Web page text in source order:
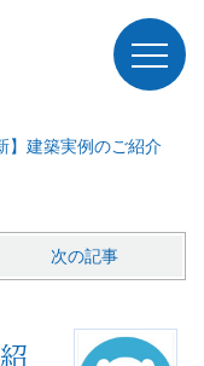
】建築実例のご紹介
次の記事